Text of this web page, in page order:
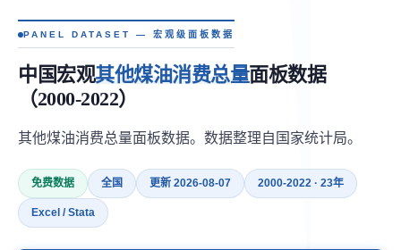
PANEL DATASET — 宏观级面板数据
中国宏观其他煤油消费总量面板数据
（2000-2022）
其他煤油消费总量面板数据。数据整理自国家统计局。
免费数据 全国 更新 2026-08-07 2000-2022 · 23年
Excel / Stata